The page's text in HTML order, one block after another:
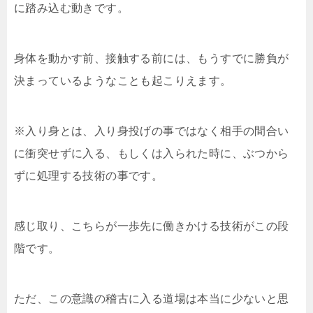
に踏み込む動きです。
身体を動かす前、接触する前には、もうすでに勝負が
決まっているようなことも起こりえます。
※入り身とは、入り身投げの事ではなく相手の間合い
に衝突せずに入る、もしくは入られた時に、ぶつから
ずに処理する技術の事です。
感じ取り、こちらが一歩先に働きかける技術がこの段
階です。
ただ、この意識の稽古に入る道場は本当に少ないと思